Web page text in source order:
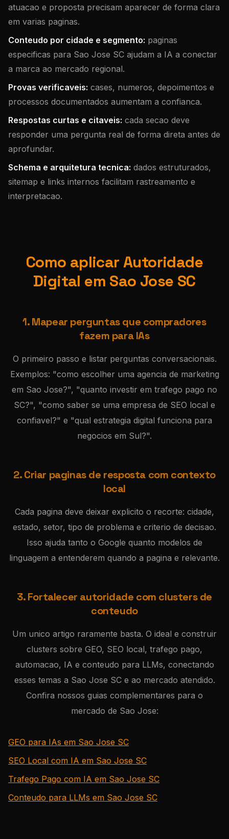
atuacao e proposta precisam aparecer de forma clara
em varias paginas.
Conteudo por cidade e segmento: paginas
especificas para Sao Jose SC ajudam a IA a conectar
a marca ao mercado regional.
Provas verificaveis: cases, numeros, depoimentos e
processos documentados aumentam a confianca.
Respostas curtas e citaveis: cada secao deve
responder uma pergunta real de forma direta antes de
aprofundar.
Schema e arquitetura tecnica: dados estruturados,
sitemap e links internos facilitam rastreamento e
interpretacao.
Como aplicar Autoridade
Digital em Sao Jose SC
1. Mapear perguntas que compradores
fazem para IAs
O primeiro passo e listar perguntas conversacionais.
Exemplos: "como escolher uma agencia de marketing
em Sao Jose?", "quanto investir em trafego pago no
SC?", "como saber se uma empresa de SEO local e
confiavel?" e "qual estrategia digital funciona para
negocios em Sul?".
2. Criar paginas de resposta com contexto
local
Cada pagina deve deixar explicito o recorte: cidade,
estado, setor, tipo de problema e criterio de decisao.
Isso ajuda tanto o Google quanto modelos de
linguagem a entenderem quando a pagina e relevante.
3. Fortalecer autoridade com clusters de
conteudo
Um unico artigo raramente basta. O ideal e construir
clusters sobre GEO, SEO local, trafego pago,
automacao, IA e conteudo para LLMs, conectando
esses temas a Sao Jose SC e ao mercado atendido.
Confira nossos guias complementares para o
mercado de Sao Jose:
GEO para IAs em Sao Jose SC
SEO Local com IA em Sao Jose SC
Trafego Pago com IA em Sao Jose SC
Conteudo para LLMs em Sao Jose SC